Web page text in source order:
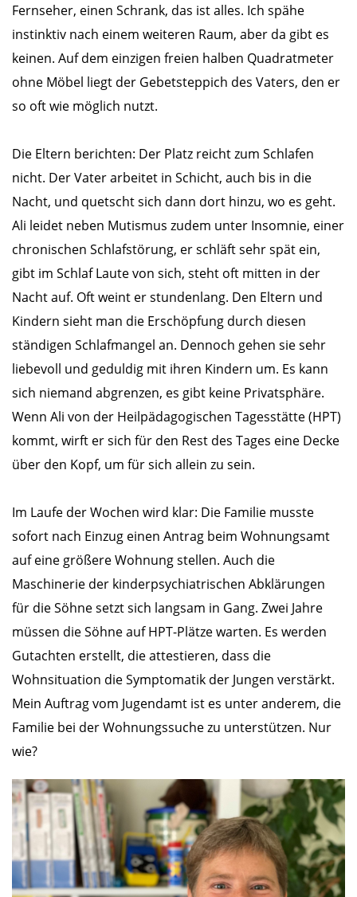
Fernseher, einen Schrank, das ist alles. Ich spähe
instinktiv nach einem weiteren Raum, aber da gibt es
keinen. Auf dem einzigen freien halben Quadratmeter
ohne Möbel liegt der Gebetsteppich des Vaters, den er
so oft wie möglich nutzt.
Die Eltern berichten: Der Platz reicht zum Schlafen
nicht. Der Vater arbeitet in Schicht, auch bis in die
Nacht, und quetscht sich dann dort hinzu, wo es geht.
Ali leidet neben Mutismus zudem unter Insomnie, einer
chronischen Schlafstörung, er schläft sehr spät ein,
gibt im Schlaf Laute von sich, steht oft mitten in der
Nacht auf. Oft weint er stundenlang. Den Eltern und
Kindern sieht man die Erschöpfung durch diesen
ständigen Schlafmangel an. Dennoch gehen sie sehr
liebevoll und geduldig mit ihren Kindern um. Es kann
sich niemand abgrenzen, es gibt keine Privatsphäre.
Wenn Ali von der Heilpädagogischen Tagesstätte (HPT)
kommt, wirft er sich für den Rest des Tages eine Decke
über den Kopf, um für sich allein zu sein.
Im Laufe der Wochen wird klar: Die Familie musste
sofort nach Einzug einen Antrag beim Wohnungsamt
auf eine größere Wohnung stellen. Auch die
Maschinerie der kinderpsychiatrischen Abklärungen
für die Söhne setzt sich langsam in Gang. Zwei Jahre
müssen die Söhne auf HPT-Plätze warten. Es werden
Gutachten erstellt, die attestieren, dass die
Wohnsituation die Symptomatik der Jungen verstärkt.
Mein Auftrag vom Jugendamt ist es unter anderem, die
Familie bei der Wohnungssuche zu unterstützen. Nur
wie?